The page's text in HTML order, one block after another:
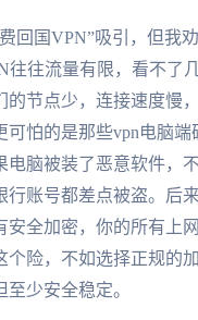
回国VPN”吸引，但我
往往流量有限，看不了
的节点少，连接速度慢
可怕的是那些vpn电脑端
电脑被装了恶意软件，
行账号都差点被盗。后
安全加密，你的所有上
个险，不如选择正规的
少安全稳定。